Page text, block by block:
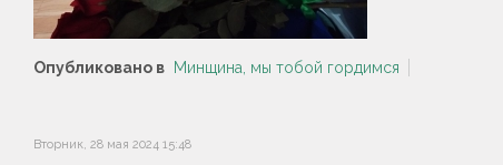
Опубликовано в Минщина, мы тобой гордимся
Вторник, 28 мая 2024 15:48